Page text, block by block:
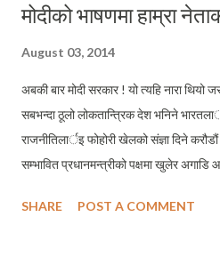
समयदेखि समानुपातिक सूचीबाट
पार्टीको केन्द्रसँग जिल्लामा उपलब्ध सबै गुटका
मोदीको भाषणमा हाम्रा
August 03, 2014
अबकी बार मोदी सरकार ! यो त्यहि नारा थियो
सबभन्दा ठूलो लोकतान्त्रिक देश भनिने
राजनीतिलार्इ फोहोरी खेलको संज्ञा दिने
सम्भावित प्रधानमन्त्रीको पक्षमा खुलेर
आएको थियो । र, भारतीय युवाहरूलार्इ के
SHARE POST A COMMENT